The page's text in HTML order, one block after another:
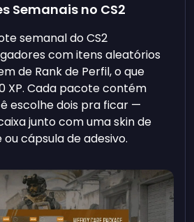
Semanais no CS2
semanal do CS2
com itens aleatórios
de Rank de Perfil, o que
XP. Cada pacote contém
escolhe dois pra ficar —
junto com uma skin de
cápsula de adesivo.